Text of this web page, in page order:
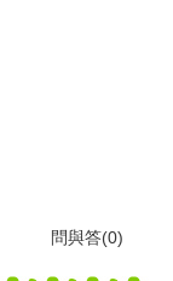
問與答(0)